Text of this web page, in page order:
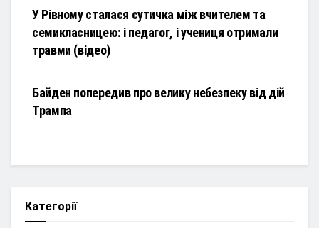
У Рівному сталася сутичка між вчителем та
семикласницею: і педагог, і учениця отримали
травми (відео)
Байден попередив про велику небезпеку від дій
Трампа
Категорії